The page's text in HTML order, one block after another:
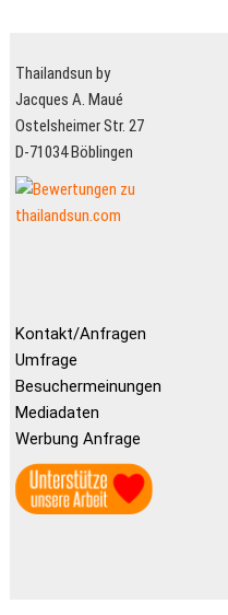
Thailandsun by
Jacques A. Maué
Ostelsheimer Str. 27
D-71034 Böblingen
Kontakt/Anfragen
Umfrage
Besuchermeinungen
Mediadaten
Werbung Anfrage